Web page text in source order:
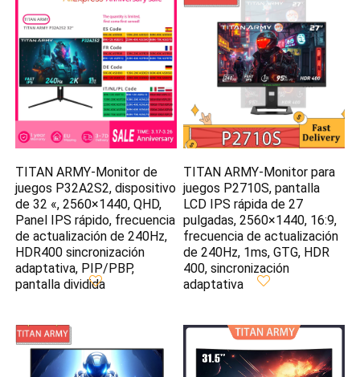
TITAN ARMY-Monitor de
juegos P32A2S2, dispositivo
de 32 «, 2560×1440, QHD,
Panel IPS rápido, frecuencia
de actualización de 240Hz,
HDR400 sincronización
adaptativa, PIP/PBP,
pantalla dividida
TITAN ARMY-Monitor para
juegos P2710S, pantalla
LCD IPS rápida de 27
pulgadas, 2560×1440, 16:9,
frecuencia de actualización
de 240Hz, 1ms, GTG, HDR
400, sincronización
adaptativa